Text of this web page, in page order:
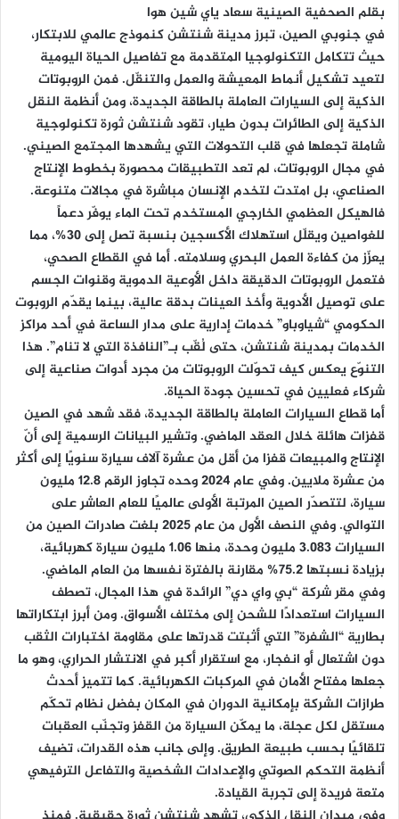
بقلم الصحفية الصينية سعاد ياي شين هوا
في جنوبي الصين، تبرز مدينة شنتشن كنموذج عالمي للابتكار،
حيث تتكامل التكنولوجيا المتقدمة مع تفاصيل الحياة اليومية
لتعيد تشكيل أنماط المعيشة والعمل والتنقّل. فمن الروبوتات
الذكية إلى السيارات العاملة بالطاقة الجديدة، ومن أنظمة النقل
الذكية إلى الطائرات بدون طيار، تقود شنتشن ثورة تكنولوجية
شاملة تجعلها في قلب التحولات التي يشهدها المجتمع الصيني.
في مجال الروبوتات، لم تعد التطبيقات محصورة بخطوط الإنتاج
الصناعي، بل امتدت لتخدم الإنسان مباشرة في مجالات متنوعة.
فالهيكل العظمي الخارجي المستخدم تحت الماء يوفّر دعماً
للغواصين ويقلّل استهلاك الأكسجين بنسبة تصل إلى 30%، مما
يعزّز من كفاءة العمل البحري وسلامته. أما في القطاع الصحي،
فتعمل الروبوتات الدقيقة داخل الأوعية الدموية وقنوات الجسم
على توصيل الأدوية وأخذ العينات بدقة عالية، بينما يقدّم الروبوت
الحكومي “شياوباو” خدمات إدارية على مدار الساعة في أحد مراكز
الخدمات بمدينة شنتشن، حتى لُقّب بـ”النافذة التي لا تنام”. هذا
التنوّع يعكس كيف تحوّلت الروبوتات من مجرد أدوات صناعية إلى
شركاء فعليين في تحسين جودة الحياة.
أما قطاع السيارات العاملة بالطاقة الجديدة، فقد شهد في الصين
قفزات هائلة خلال العقد الماضي. وتشير البيانات الرسمية إلى أنّ
الإنتاج والمبيعات قفزا من أقل من عشرة آلاف سيارة سنويًا إلى أكثر
من عشرة ملايين. وفي عام 2024 وحده تجاوز الرقم 12.8 مليون
سيارة، لتتصدّر الصين المرتبة الأولى عالميًا للعام العاشر على
التوالي. وفي النصف الأول من عام 2025 بلغت صادرات الصين من
السيارات 3.083 مليون وحدة، منها 1.06 مليون سيارة كهربائية،
بزيادة نسبتها 75.2% مقارنة بالفترة نفسها من العام الماضي.
وفي مقر شركة “بي واي دي” الرائدة في هذا المجال، تصطف
السيارات استعدادًا للشحن إلى مختلف الأسواق. ومن أبرز ابتكاراتها
بطارية “الشفرة” التي أثبتت قدرتها على مقاومة اختبارات الثقب
دون اشتعال أو انفجار، مع استقرار أكبر في الانتشار الحراري، وهو ما
جعلها مفتاح الأمان في المركبات الكهربائية. كما تتميز أحدث
طرازات الشركة بإمكانية الدوران في المكان بفضل نظام تحكّم
مستقل لكل عجلة، ما يمكّن السيارة من القفز وتجنّب العقبات
تلقائيًا بحسب طبيعة الطريق. وإلى جانب هذه القدرات، تضيف
أنظمة التحكم الصوتي والإعدادات الشخصية والتفاعل الترفيهي
متعة فريدة إلى تجربة القيادة.